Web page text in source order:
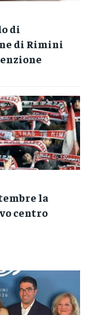
di
di Rimini
la
centro